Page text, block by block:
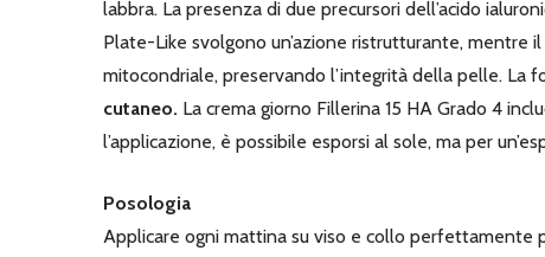
labbra. La presenza di due precursori dell’acido
Plate-Like svolgono un’azione ristrutturante, mentre
mitocondriale, preservando l’integrità della pelle. La
cutaneo. La crema giorno Fillerina 15 HA Grado 4
l’applicazione, è possibile esporsi al sole, ma per
Posologia
Applicare ogni mattina su viso e collo perfettamente